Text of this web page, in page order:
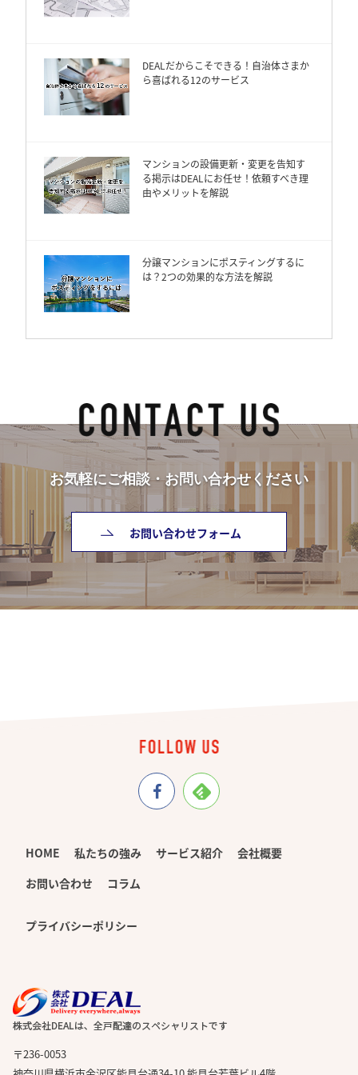
DEALだからこそできる！自治体さまか
ら喜ばれる12のサービス
マンションの設備更新・変更を告知す
る掲示はDEALにお任せ！依頼すべき理
由やメリットを解説
分譲マンションにポスティングするに
は？2つの効果的な方法を解説
お気軽にご相談・お問い合わせください
お問い合わせフォーム
HOME 私たちの強み サービス紹介
会社概要
お問い合わせ
コラム
プライバシーポリシー
〒236-0053